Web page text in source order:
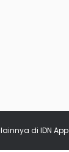
lainnya di IDN App